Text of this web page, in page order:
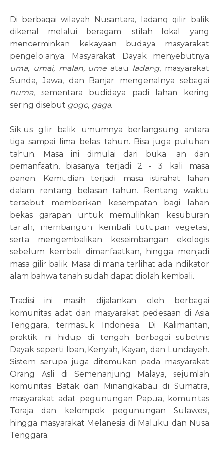
Di berbagai wilayah Nusantara, ladang gilir balik
dikenal melalui beragam istilah lokal yang
mencerminkan kekayaan budaya masyarakat
pengelolanya. Masyarakat Dayak menyebutnya
uma, umai, malan, ume atau ladang, masyarakat
Sunda, Jawa, dan Banjar mengenalnya sebagai
huma, sementara budidaya padi lahan kering
sering disebut gogo, gaga.
Siklus gilir balik umumnya berlangsung antara
tiga sampai lima belas tahun. Bisa juga puluhan
tahun. Masa ini dimulai dari buka lan dan
pemanfaatn, biasanya terjadi 2 - 3 kali masa
panen. Kemudian terjadi masa istirahat lahan
dalam rentang belasan tahun. Rentang waktu
tersebut memberikan kesempatan bagi lahan
bekas garapan untuk memulihkan kesuburan
tanah, membangun kembali tutupan vegetasi,
serta mengembalikan keseimbangan ekologis
sebelum kembali dimanfaatkan, hingga menjadi
masa gilir balik. Masa di mana terlihat ada indikator
alam bahwa tanah sudah dapat diolah kembali.
Tradisi ini masih dijalankan oleh berbagai
komunitas adat dan masyarakat pedesaan di Asia
Tenggara, termasuk Indonesia. Di Kalimantan,
praktik ini hidup di tengah berbagai subetnis
Dayak seperti Iban, Kenyah, Kayan, dan Lundayeh.
Sistem serupa juga ditemukan pada masyarakat
Orang Asli di Semenanjung Malaya, sejumlah
komunitas Batak dan Minangkabau di Sumatra,
masyarakat adat pegunungan Papua, komunitas
Toraja dan kelompok pegunungan Sulawesi,
hingga masyarakat Melanesia di Maluku dan Nusa
Tenggara.